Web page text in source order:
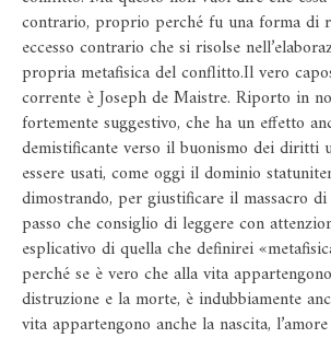
contrario, proprio perché fu una forma di
eccesso contrario che si risolse
propria metafisica del conflitto.Il vero
corrente è Joseph de Maistre. Riporto in
fortemente suggestivo, che ha un effetto
demistificante verso il buonismo dei diritti
essere usati, come oggi il dominio
dimostrando, per giustificare il massacro
passo che consiglio di leggere con
esplicativo di quella che definirei
perché se è vero che alla vita
distruzione e la morte, è indubbiamente
vita appartengono anche la nascita,